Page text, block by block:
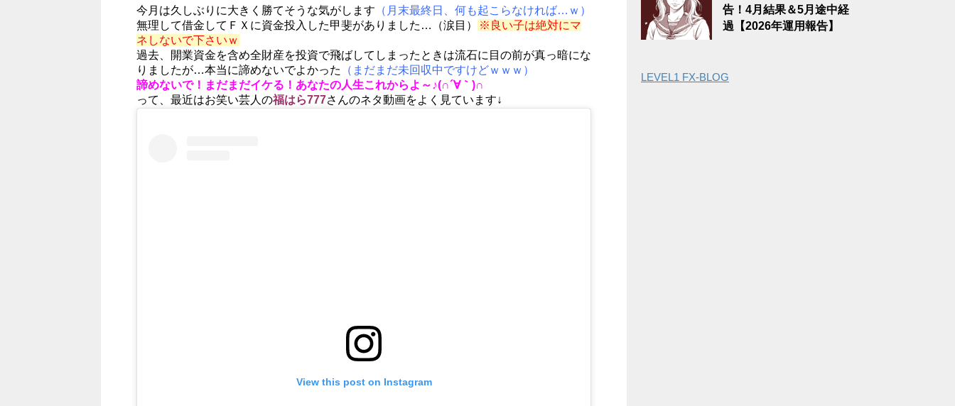
今月は久しぶりに大きく勝てそうな気がします （月末最終日、何も起こらなければ…ｗ）
無理して借金してＦＸに資金投入した甲斐がありました…（涙目）
※良い子は絶対にマ
ネしないで下さいｗ
過去、開業資金を含め全財産を投資で飛ばしてしまったときは流石に目の前が真っ暗にな
りましたが…本当に諦めないでよかった
（まだまだ未回収中ですけどｗｗｗ）
諦めないで！まだまだイケる！あなたの人生これからよ～♪(∩´∀｀)∩
って、最近はお笑い芸人の福はら777さんのネタ動画をよく見ています↓
View this post on Instagram
告！4月結果＆5月途中経
過【2026年運用報告】
LEVEL1 FX-BLOG